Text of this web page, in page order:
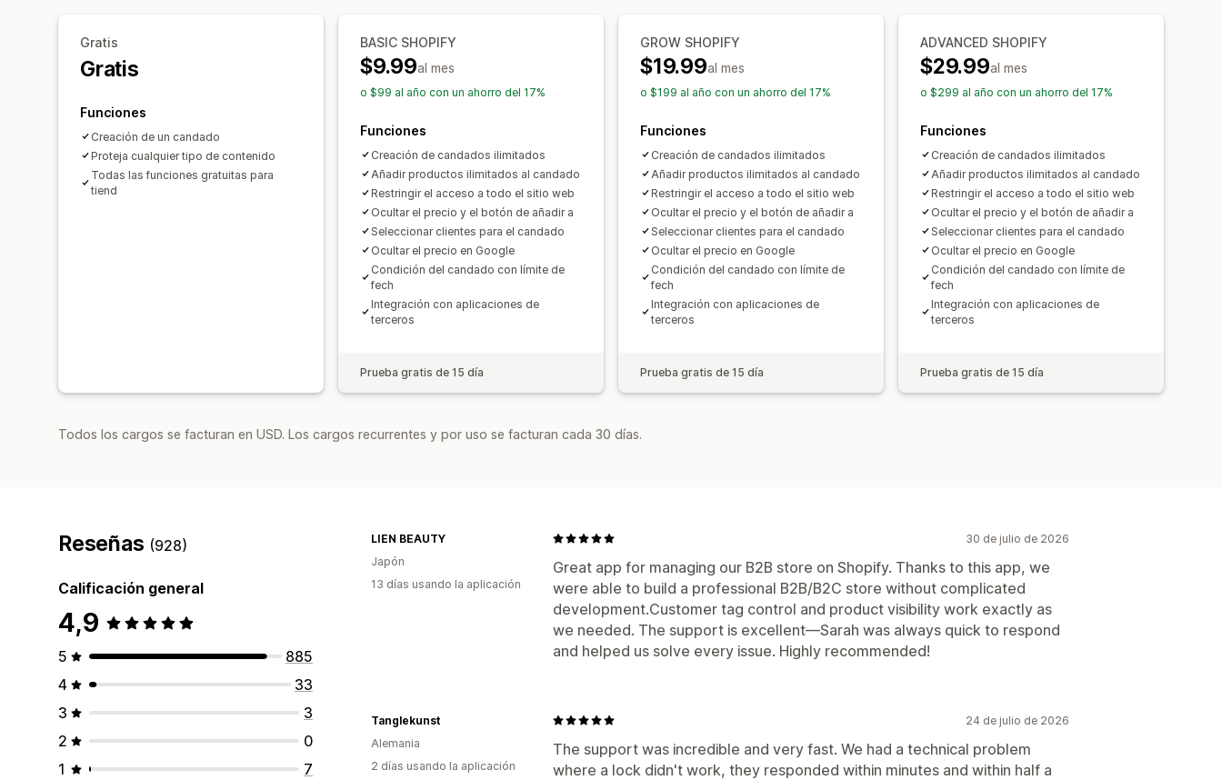
Gratis
Gratis
Funciones
Creación de un candado
Proteja cualquier tipo de contenido
Todas las funciones gratuitas para
tiend
BASIC SHOPIFY
$9.99al mes
o $99 al año con un ahorro del 17%
Funciones
Creación de candados ilimitados
Añadir productos ilimitados al candado
Restringir el acceso a todo el sitio web
Ocultar el precio y el botón de añadir a
Seleccionar clientes para el candado
Ocultar el precio en Google
Condición del candado con límite de
fech
Integración con aplicaciones de
terceros
Prueba gratis de 15 día
GROW SHOPIFY
$19.99al mes
o $199 al año con un ahorro del 17%
Funciones
Creación de candados ilimitados
Añadir productos ilimitados al candado
Restringir el acceso a todo el sitio web
Ocultar el precio y el botón de añadir a
Seleccionar clientes para el candado
Ocultar el precio en Google
Condición del candado con límite de
fech
Integración con aplicaciones de
terceros
Prueba gratis de 15 día
ADVANCED SHOPIFY
$29.99al mes
o $299 al año con un ahorro del 17%
Funciones
Creación de candados ilimitados
Añadir productos ilimitados al candado
Restringir el acceso a todo el sitio web
Ocultar el precio y el botón de añadir a
Seleccionar clientes para el candado
Ocultar el precio en Google
Condición del candado con límite de
fech
Integración con aplicaciones de
terceros
Prueba gratis de 15 día
Todos los cargos se facturan en USD. Los cargos recurrentes y por uso se facturan cada 30 días.
Reseñas (928)
Calificación general
4,9
5
885
4
33
3
3
2
0
1
7
30 de julio de 2026
Great app for managing our B2B store on Shopify. Thanks to this app, we
were able to build a professional B2B/B2C store without complicated
development.Customer tag control and product visibility work exactly as
we needed. The support is excellent—Sarah was always quick to respond
and helped us solve every issue. Highly recommended!
LIEN BEAUTY
Japón
13 días usando la aplicación
24 de julio de 2026
The support was incredible and very fast. We had a technical problem
where a lock didn't work, they responded within minutes and within half a
Tanglekunst
Alemania
2 días usando la aplicación